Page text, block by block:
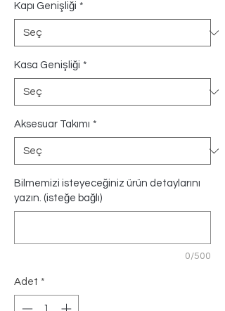
Kapı Genişliği *
Kasa Genişliği *
Aksesuar Takımı *
Bilmemizi isteyeceğiniz ürün detaylarını
yazın. (isteğe bağlı)
0/500
Adet *